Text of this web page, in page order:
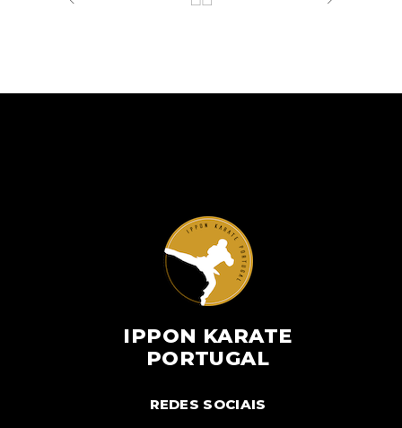
IPPON KARATE
PORTUGAL
REDES SOCIAIS